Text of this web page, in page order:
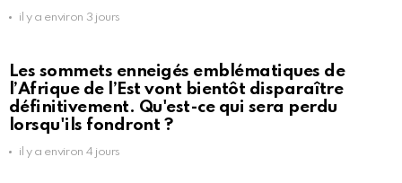
il y a environ 3 jours
Les sommets enneigés emblématiques de
l’Afrique de l’Est vont bientôt disparaître
définitivement. Qu'est-ce qui sera perdu
lorsqu'ils fondront ?
il y a environ 4 jours